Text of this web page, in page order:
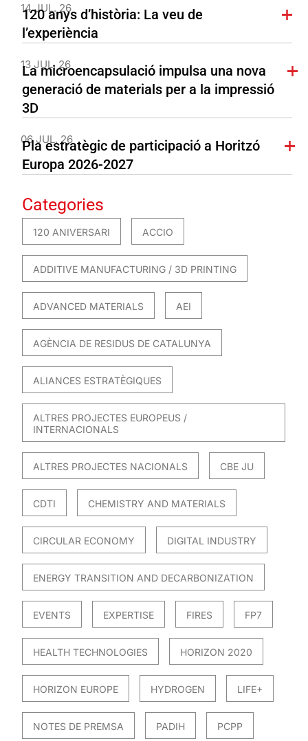
14 JUL. 26
120 anys d’història: La veu de
l’experiència
13 JUL. 26
La microencapsulació impulsa una nova
generació de materials per a la impressió
3D
06 JUL. 26
Pla estratègic de participació a Horitzó
Europa 2026-2027
Categories
120 ANIVERSARI ACCIO
ADDITIVE MANUFACTURING / 3D PRINTING
ADVANCED MATERIALS AEI
AGÈNCIA DE RESIDUS DE CATALUNYA
ALIANCES ESTRATÈGIQUES
ALTRES PROJECTES EUROPEUS /
INTERNACIONALS
ALTRES PROJECTES NACIONALS CBE JU
CDTI CHEMISTRY AND MATERIALS
CIRCULAR ECONOMY DIGITAL INDUSTRY
ENERGY TRANSITION AND DECARBONIZATION
EVENTS EXPERTISE FIRES FP7
HEALTH TECHNOLOGIES HORIZON 2020
HORIZON EUROPE HYDROGEN LIFE+
NOTES DE PREMSA PADIH PCPP